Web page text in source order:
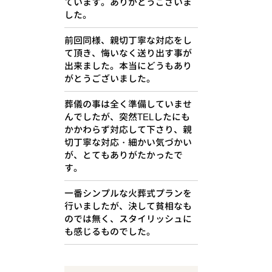
した。
前回同様、親切丁寧な対応をし
て頂き、悔いなく送り出す事が
出来ました。本当にどうもあり
がとうございました。
葬儀の事は全く準備していませ
んでしたが、突然TELしたにも
かかわらず対応して下さり、親
切丁寧な対応・細かい気づかい
が、とてもありがたかったで
す。
一番シンプルな火葬式プランを
行いましたが、決して貧相なも
のでは無く、スタイリッシュに
も感じるものでした。